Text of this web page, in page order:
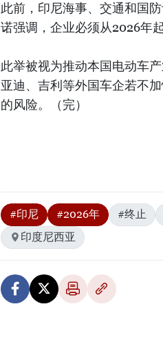
此前，印尼海事、交通和国
诺强调，企业必须从2026年
此举被视为推动本国电动车
亚迪、吉利等外国车企若不
的风险。（完）
#印尼 #2026年 #终止
印度尼西亚